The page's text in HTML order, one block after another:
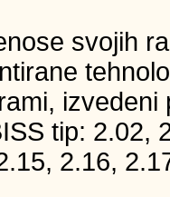
svojih
izvedeni
tip: 2.02,
2.16,